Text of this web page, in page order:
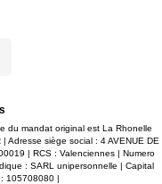
(Taxe d'ordure
du mandat original est La Rhonelle
Adresse siège social : 4 AVENUE DE
| RCS : Valenciennes | Numero
: SARL unipersonnelle | Capital
105708080 |